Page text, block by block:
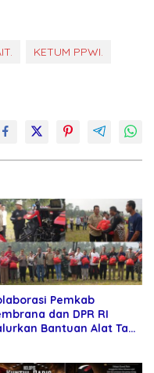
KETUM PPWI.
Pemkab
dan DPR RI
Bantuan Alat Tani